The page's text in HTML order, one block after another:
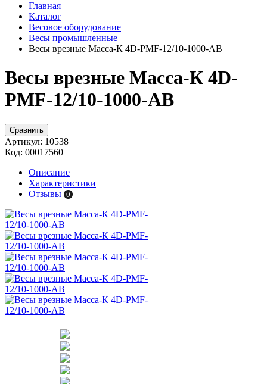
Главная
Каталог
Весовое оборудование
Весы промышленные
Весы врезные Масса-К 4D-PMF-12/10-1000-AB
Весы врезные Масса-К 4D-
PMF-12/10-1000-AB
Сравнить
Артикул: 10538
Код: 00017560
Описание
Характеристики
Отзывы 0